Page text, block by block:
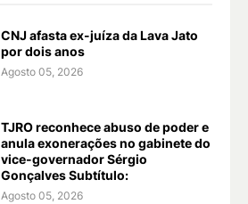
CNJ afasta ex-juíza da Lava Jato
por dois anos
Agosto 05, 2026
TJRO reconhece abuso de poder e
anula exonerações no gabinete do
vice-governador Sérgio
Gonçalves Subtítulo:
Agosto 05, 2026